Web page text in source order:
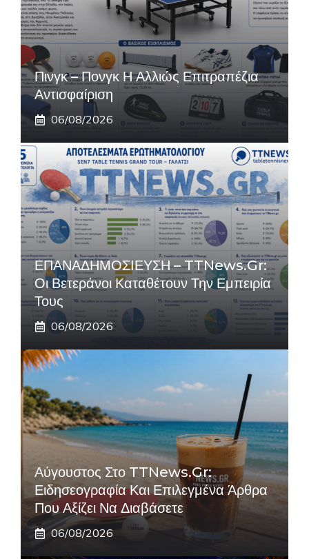
Πινγκ – Πονγκ Η Αλλιώς Επιτραπέζια
Αντισφαίριση
06/08/2026
ΕΠΑΝΑΔΗΜΟΣΙΕΥΣΗ – TTNews.gr:
Οι Βετεράνοι Καταθέτουν Την Εμπειρία
Τους
06/08/2026
Αύγουστος Στο TTNews.gr:
Ειδησεογραφία Και Επιλεγμένα Άρθρα
Που Αξίζει Να Διαβάσετε
06/08/2026